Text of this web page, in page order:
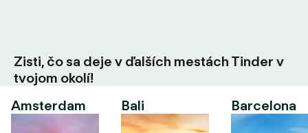
Zisti, čo sa deje v ďalších mestách Tinder v
tvojom okolí!
Amsterdam
Bali Barcelona